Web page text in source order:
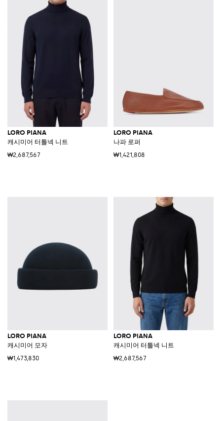
LORO PIANA
캐시미어 터틀넥 니트
₩2,687,567
LORO PIANA
나파 로퍼
₩1,421,808
LORO PIANA
캐시미어 모자
₩1,473,830
LORO PIANA
캐시미어 터틀넥 니트
₩2,687,567